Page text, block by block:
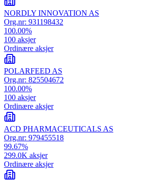
NORDLY INNOVATION AS
Org.nr: 931198432
100.00%
100 aksjer
Ordinære aksjer
POLARFEED AS
Org.nr: 825504672
100.00%
100 aksjer
Ordinære aksjer
ACD PHARMACEUTICALS AS
Org.nr: 979455518
99.67%
299.0K aksjer
Ordinære aksjer